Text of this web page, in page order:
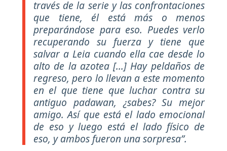
través de la serie y las confrontaciones
que tiene, él está más o menos
preparándose para eso. Puedes verlo
recuperando su fuerza y tiene que
salvar a Leia cuando ella cae desde lo
alto de la azotea [...] Hay peldaños de
regreso, pero lo llevan a este momento
en el que tiene que luchar contra su
antiguo padawan, ¿sabes? Su mejor
amigo. Así que está el lado emocional
de eso y luego está el lado físico de
eso, y ambos fueron una sorpresa”.